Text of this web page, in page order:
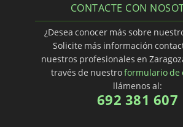
CONTACTE CON
¿Desea conocer más sobre
Solicite más información
nuestros profesionales en
través de nuestroformulario de
llámenos al:
692 381 607